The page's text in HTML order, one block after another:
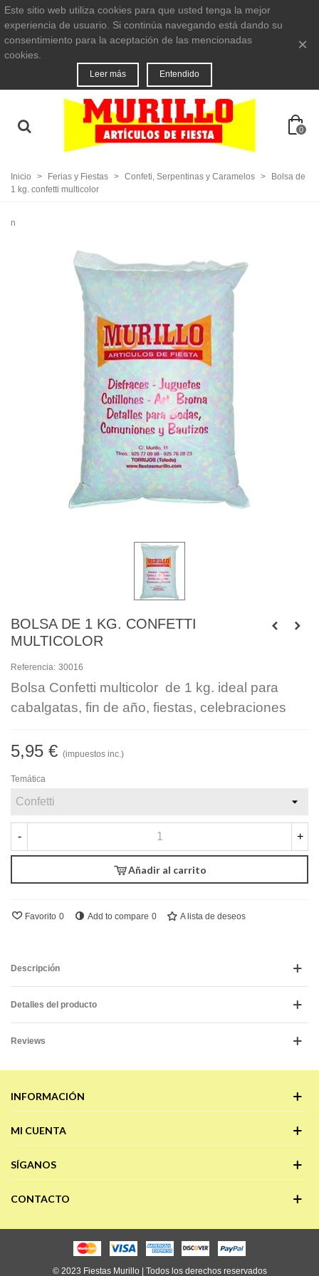
Este sitio web utiliza cookies para que usted tenga la mejor
experiencia de usuario. Si continúa navegando está dando su
consentimiento para la aceptación de las mencionadas
cookies.
Leer más Entendido
×
0
Inicio > Ferias y Fiestas > Confeti, Serpentinas y Caramelos >
Bolsa de
1 kg. confetti multicolor
n
BOLSA DE 1 KG. CONFETTI
MULTICOLOR
Referencia: 30016
Bolsa Confetti multicolor de 1 kg. ideal para
cabalgatas, fin de año, fiestas, celebraciones
5,95 € (impuestos inc.)
Temática
- +
Añadir al carrito
Favorito 0 Add to compare 0 A lista de deseos
Descripción
Detalles del producto
Reviews
INFORMACIÓN
MI CUENTA
SÍGANOS
CONTACTO
© 2023 Fiestas Murillo | Todos los derechos reservados